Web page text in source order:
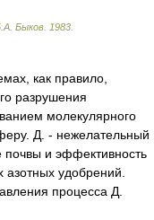
Быков 1983
как правило,
разрушения
молекулярного
Д. - нежелательный
почвы и эффективность
удобрений.
процесса Д.